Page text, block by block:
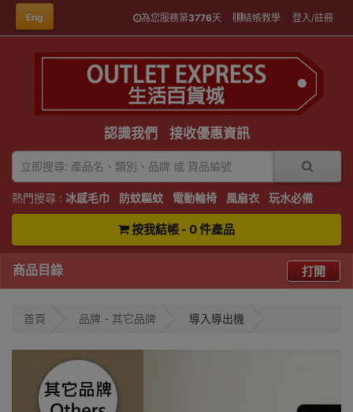
Eng 為您服務第3776天 結帳教學 登入/註冊
認識我們 接收優惠資訊
熱門搜尋 : 冰感毛巾 防蚊驅蚊 電動輪椅 風扇衣 玩水必備
按我結帳 - 0 件產品
商品目錄 打開
首頁 品牌 - 其它品牌 導入導出機